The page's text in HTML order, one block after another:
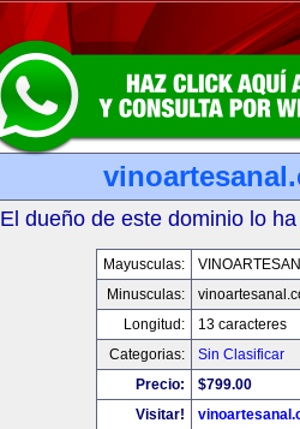
El dueño de este dominio lo
Mayusculas:
Minusculas:
Longitud:
13 caracteres
Categorias:
Sin Clasificar
Precio:
$799.00
Visitar!